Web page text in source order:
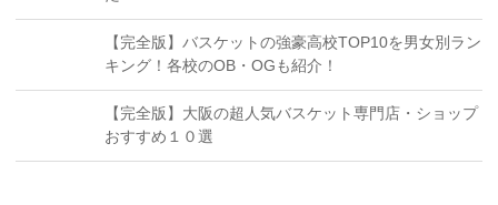
【完全版】バスケットの強豪高校TOP10を男女別ラン
キング！各校のOB・OGも紹介！
【完全版】大阪の超人気バスケット専門店・ショップ
おすすめ１０選